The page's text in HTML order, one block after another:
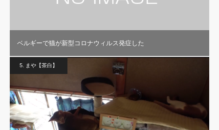
ベルギーで猫が新型コロナウィルス発症した
5. まや【茶白】